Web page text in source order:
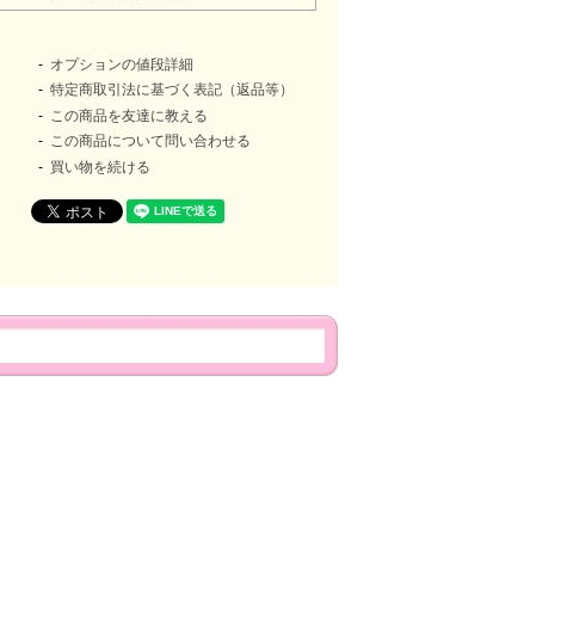
オプションの値段詳細
特定商取引法に基づく表記（返品等）
この商品を友達に教える
この商品について問い合わせる
買い物を続ける